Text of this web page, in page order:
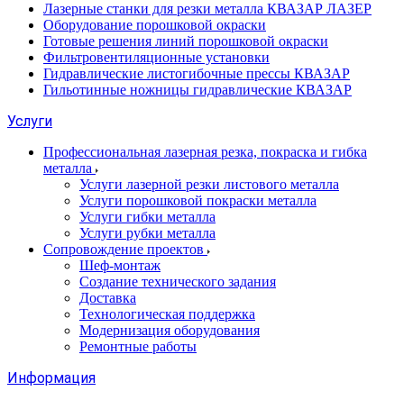
Лазерные станки для резки металла КВАЗАР ЛАЗЕР
Оборудование порошковой окраски
Готовые решения линий порошковой окраски
Фильтровентиляционные установки
Гидравлические листогибочные прессы КВАЗАР
Гильотинные ножницы гидравлические КВАЗАР
Услуги
Профессиональная лазерная резка, покраска и гибка
металла
Услуги лазерной резки листового металла
Услуги порошковой покраски металла
Услуги гибки металла
Услуги рубки металла
Сопровождение проектов
Шеф-монтаж
Создание технического задания
Доставка
Технологическая поддержка
Модернизация оборудования
Ремонтные работы
Информация